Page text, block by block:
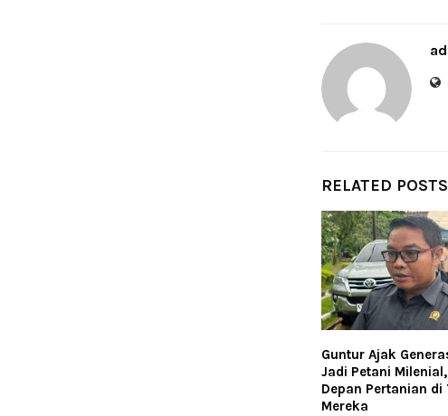
RELATED POSTS
Guntur Ajak
Jadi Petani
Depan Pertanian di
Mereka